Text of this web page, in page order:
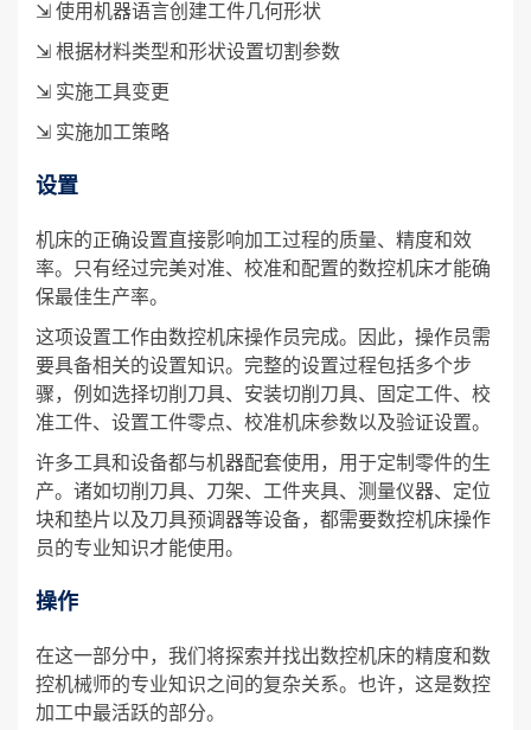
⇲ 使用机器语言创建工件几何形状
⇲ 根据材料类型和形状设置切割参数
⇲ 实施工具变更
⇲ 实施加工策略
设置
机床的正确设置直接影响加工过程的质量、精度和效
率。只有经过完美对准、校准和配置的数控机床才能确
保最佳生产率。
这项设置工作由数控机床操作员完成。因此，操作员需
要具备相关的设置知识。完整的设置过程包括多个步
骤，例如选择切削刀具、安装切削刀具、固定工件、校
准工件、设置工件零点、校准机床参数以及验证设置。
许多工具和设备都与机器配套使用，用于定制零件的生
产。诸如切削刀具、刀架、工件夹具、测量仪器、定位
块和垫片以及刀具预调器等设备，都需要数控机床操作
员的专业知识才能使用。
操作
在这一部分中，我们将探索并找出数控机床的精度和数
控机械师的专业知识之间的复杂关系。也许，这是数控
加工中最活跃的部分。